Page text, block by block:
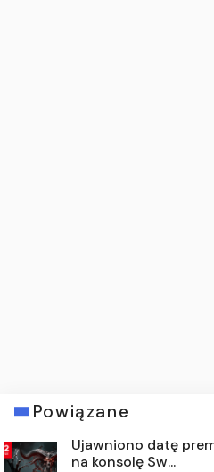
Powiązane
Ujawniono datę
na konsolę Sw...